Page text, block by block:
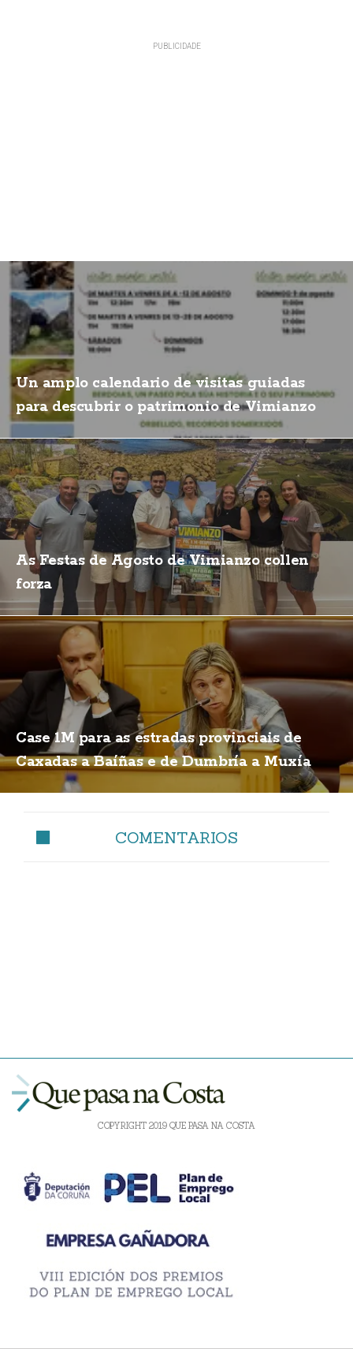
Un amplo calendario de visitas guiadas
para descubrir o patrimonio de Vimianzo
As Festas de Agosto de Vimianzo collen
forza
Case 1M para as estradas provinciais de
Caxadas a Baíñas e de Dumbría a Muxía
COMENTARIOS
COPYRIGHT 2019 QUE PASA NA COSTA